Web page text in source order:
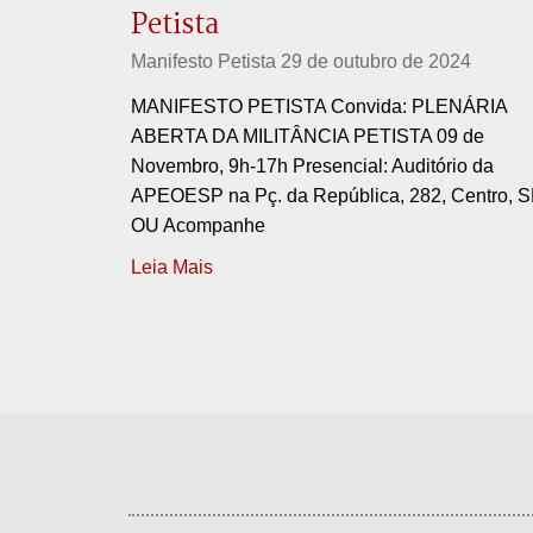
Petista
Manifesto Petista 29 de outubro de 2024
MANIFESTO PETISTA Convida: PLENÁRIA
ABERTA DA MILITÂNCIA PETISTA 09 de
Novembro, 9h-17h Presencial: Auditório da
APEOESP na Pç. da República, 282, Centro,
OU Acompanhe
Leia Mais